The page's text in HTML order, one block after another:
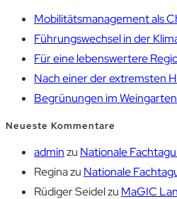
Mobilitätsmanagement als
Führungswechsel in der
Für eine lebenswertere
Nach einer der extremsten
Begrünungen im
Neueste Kommentare
adminzu Nationale
Reginazu Nationale
Rüdiger Seidelzu MaGIC